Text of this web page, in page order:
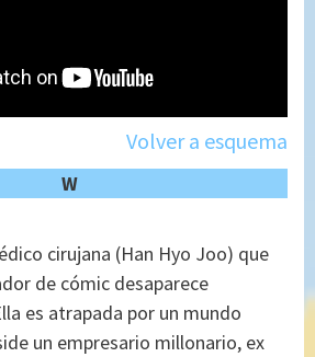
Volver a esquema
W
cirujana (Han Hyo Joo) que
de cómic desaparece
es atrapada por un mundo
un empresario millonario, ex